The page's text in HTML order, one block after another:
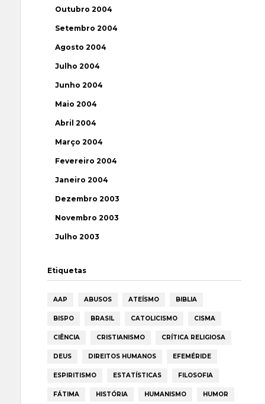
Outubro 2004
Setembro 2004
Agosto 2004
Julho 2004
Junho 2004
Maio 2004
Abril 2004
Março 2004
Fevereiro 2004
Janeiro 2004
Dezembro 2003
Novembro 2003
Julho 2003
Etiquetas
AAP ABUSOS ATEÍSMO BIBLIA
BISPO BRASIL CATOLICISMO CISMA
CIÊNCIA CRISTIANISMO CRÍTICA RELIGIOSA
DEUS DIREITOS HUMANOS EFEMÉRIDE
ESPIRITISMO ESTATÍSTICAS FILOSOFIA
FÁTIMA HISTÓRIA HUMANISMO HUMOR